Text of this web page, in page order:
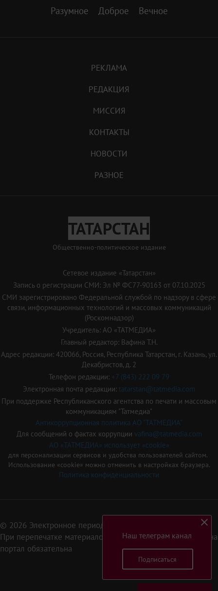
Разумное Доброе Вечное
РЕКЛАМА
РЕДАКЦИЯ
МИССИЯ
КОНТАКТЫ
НОВОСТИ
РАЗНОЕ
ТАТАРСТАН
Общественно-политическое издание
Сетевое издание «Татарстан»
Запись о регистрации СМИ: Эл № ФС77-90163 от 07.10.2025
СМИ зарегистрировано Федеральной службой по надзору в сфере
связи, информационных технологий и массовых коммуникаций
(Роскомнадзор)
Учредитель: АО «ТАТМЕДИА»
Главный редактор: Вафина Т.Н.
Адрес редакции: 420066, Россия, Республика Татарстан, г. Казань, ул.
Декабристов, д. 2
Телефон редакции: +7 (843) 222 09 79
Электронная почта редакции: tatarstan@tatmedia.com
При поддержке Республиканского агентства по печати и массовым
коммуникациям "Татмедиа"
Антикоррупционная политика АО "ТАТМЕДИА"
Для сообщений о фактах коррупции vafina@tatmedia.com
АО «ТАТМЕДИА» использует «cookie»
для персонализации сервисов и удобства пользователей сайтом.
Использование «cookie» можно отменить в настройках браузера.
Политика конфиденциальности
© 2026 Электронное периодическое издание «Татарстан»
При перепечатке материалов или их фрагментов ссылка на
портал обязательна
Наш телеграм канал
Подписаться